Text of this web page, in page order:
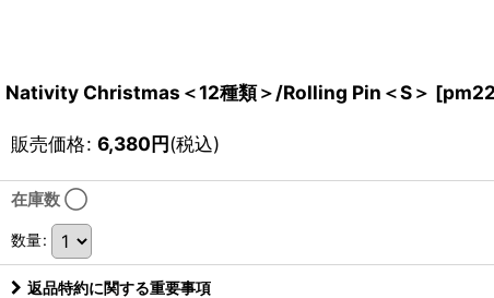
Nativity Christmas＜12種類＞/Rolling Pin＜S＞ [
販売価格: 6,380円(税込)
在庫数 ◯
数量:
返品特約に関する重要事項